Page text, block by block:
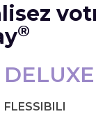
®
FLESSIBILI